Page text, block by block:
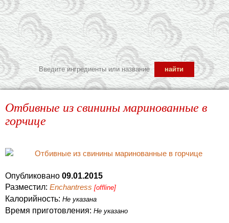
Отбивные из свинины маринованные в
горчице
Опубликовано 09.01.2015
Разместил: Enchantress [offline]
Калорийность: Не указана
Время приготовления: Не указано